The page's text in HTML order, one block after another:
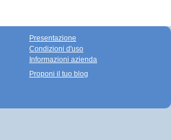
Presentazione
Condizioni d'uso
Informazioni azienda
Proponi il tuo blog